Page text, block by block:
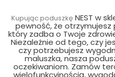
Kupując poduszkęNEST w
pewność, że otrzymujesz
który zadba o Twoje
Niezależnie od tego, czy
czy potrzebujesz
maluszka, nasza
oczekiwaniom. Zamów
wielofunkcyjnością,